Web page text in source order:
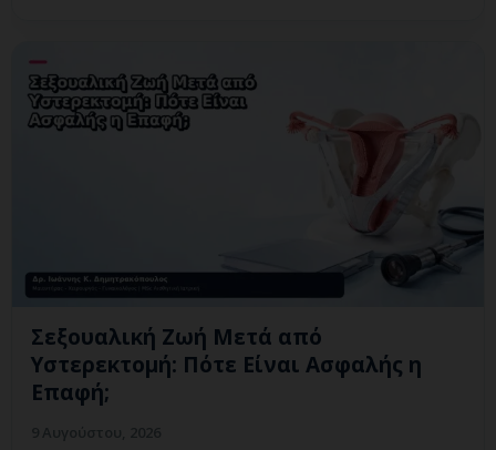
Σεξουαλική Ζωή Μετά από
Υστερεκτομή: Πότε Είναι Ασφαλής η
Επαφή;